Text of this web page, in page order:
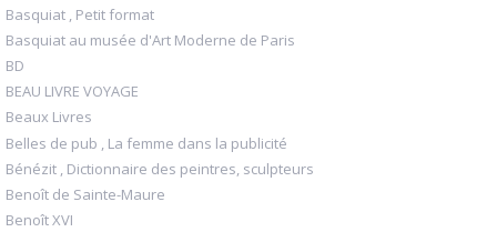
Basquiat , Petit format
Basquiat au musée d'Art Moderne de Paris
BD
BEAU LIVRE VOYAGE
Beaux Livres
Belles de pub , La femme dans la publicité
Bénézit , Dictionnaire des peintres, sculpteurs
Benoît de Sainte-Maure
Benoît XVI